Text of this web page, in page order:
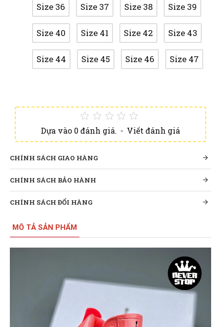
Dựa vào 0 đánh giá. - Viết đánh giá
Size 36 Size 37 Size 38 Size 39
Size 40 Size 41 Size 42 Size 43
Size 44 Size 45 Size 46 Size 47
CHÍNH SÁCH GIAO HÀNG
CHÍNH SÁCH BẢO HÀNH
CHÍNH SÁCH ĐỔI HÀNG
MÔ TẢ SẢN PHẨM